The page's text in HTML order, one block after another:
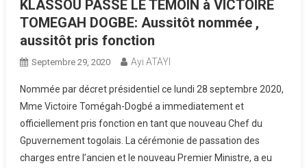
KLASSOU PASSE LE TEMOIN à VICTOIRE
TOMEGAH DOGBE: Aussitôt nommée ,
aussitôt pris fonction
Septembre 29, 2020 Ayi ATAYI
Nommée par décret présidentiel ce lundi 28 septembre 2020,
Mme Victoire Tomégah-Dogbé a immediatement et
officiellement pris fonction en tant que nouveau Chef du
Gpuvernement togolais. La cérémonie de passation des
charges entre l’ancien et le nouveau Premier Ministre, a eu